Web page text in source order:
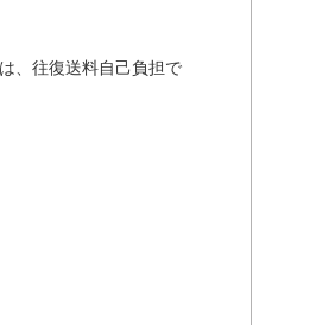
、往復送料自己負担で